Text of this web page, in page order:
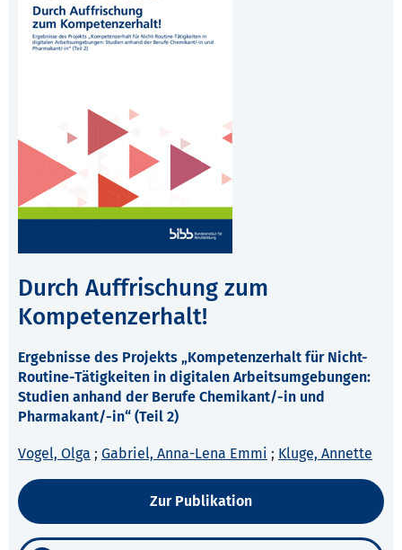
Durch Auffrischung zum
Kompetenzerhalt!
Ergebnisse des Projekts „Kompetenzerhalt für Nicht-
Routine-Tätigkeiten in digitalen Arbeitsumgebungen:
Studien anhand der Berufe Chemikant/-in und
Pharmakant/-in“ (Teil 2)
Vogel, Olga ; Gabriel, Anna-Lena Emmi ; Kluge, Annette
Zur Publikation